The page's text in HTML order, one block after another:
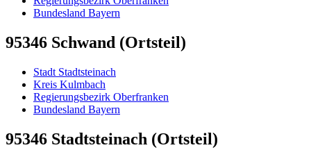
Bundesland Bayern
95346 Schwand (Ortsteil)
Stadt Stadtsteinach
Kreis Kulmbach
Regierungsbezirk Oberfranken
Bundesland Bayern
95346 Stadtsteinach (Ortsteil)